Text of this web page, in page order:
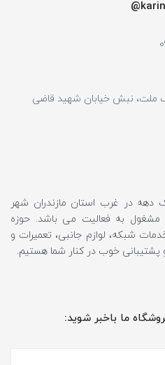
ملت، نبش خیابان شهید قاضی
دهه در غرب استان مازندران شهر
مشغول به فعالیت می باشد. حوزه
شبکه، لوازم جانبی، تعمیرات و
پشتیبانی خوب در کنار شما هستیم.
ما باخبر شوید: